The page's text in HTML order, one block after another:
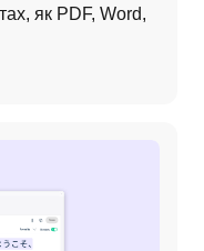
як PDF, Word,